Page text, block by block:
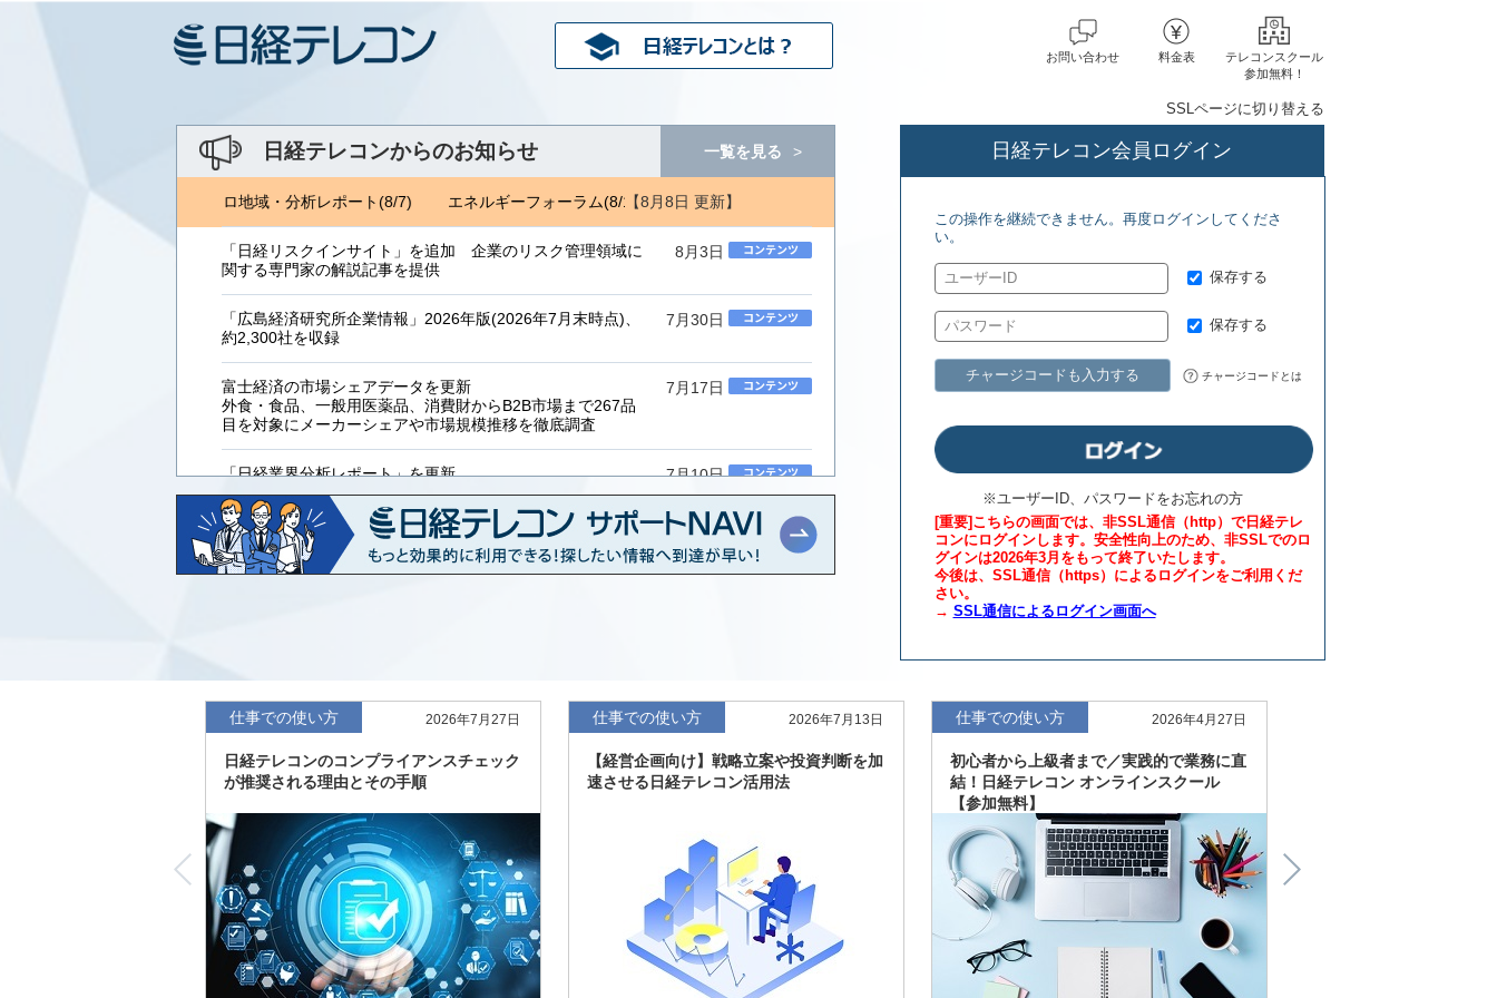
お問い合わせ 料金表
テレコンスクール
参加無料！
日経テレコンからのお知らせ 一覧を見る
【8月8日 更新】
ギーフォーラム(8/1) ジェトロ地域・分析レポート(8/7) エネルギーフォーラム(8/1) ジェトロ地域・分析レポート(8/7)
8月3日
「日経リスクインサイト」を追加 企業のリスク管理領域に
関する専門家の解説記事を提供
7月30日
「広島経済研究所企業情報」2026年版(2026年7月末時点)、
約2,300社を収録
7月17日
富士経済の市場シェアデータを更新
外食・食品、一般用医薬品、消費財からB2B市場まで267品
目を対象にメーカーシェアや市場規模推移を徹底調査
7月10日
「日経業界分析レポート」を更新
「工業用プラスチック製品」「システムインテグレーター」
など20業界の内容を刷新
7月8日
「東洋経済海外進出企業情報」の2026年版、約3万6千社を
収録
「日経POS情報マーケットレポート」の最新版、10～3月実
績の市場動向を速報
度の予想を実施
SSLページに切り替える
日経テレコン会員ログイン
この操作を継続できません。再度ログインしてくださ
い。
保存する
保存する
チャージコードも入力する チャージコードとは
※ユーザーID、パスワードをお忘れの方
[重要]こちらの画面では、非SSL通信（http）で日経テレ
コンにログインします。安全性向上のため、非SSLでのロ
グインは2026年3月をもって終了いたします。
今後は、SSL通信（https）によるログインをご利用くだ
さい。
→ SSL通信によるログイン画面へ
仕事での使い方 2026年7月27日
日経テレコンのコンプライアンスチェック
が推奨される理由とその手順
仕事での使い方 2026年7月13日
【経営企画向け】戦略立案や投資判断を加
速させる日経テレコン活用法
仕事での使い方 2026年4月27日
初心者から上級者まで／実践的で業務に直
結！日経テレコン オンラインスクール
【参加無料】